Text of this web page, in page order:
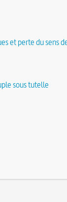
et perte du sens
sous tutelle